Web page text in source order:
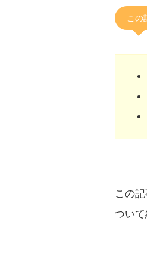
この
この
つい